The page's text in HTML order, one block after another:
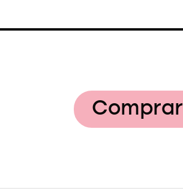
Comprar